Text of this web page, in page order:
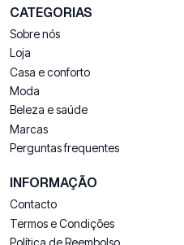
CATEGORIAS
Sobre nós
Loja
Casa e conforto
Moda
Beleza e saúde
Marcas
Perguntas frequentes
INFORMAÇÃO
Contacto
Termos e Condições